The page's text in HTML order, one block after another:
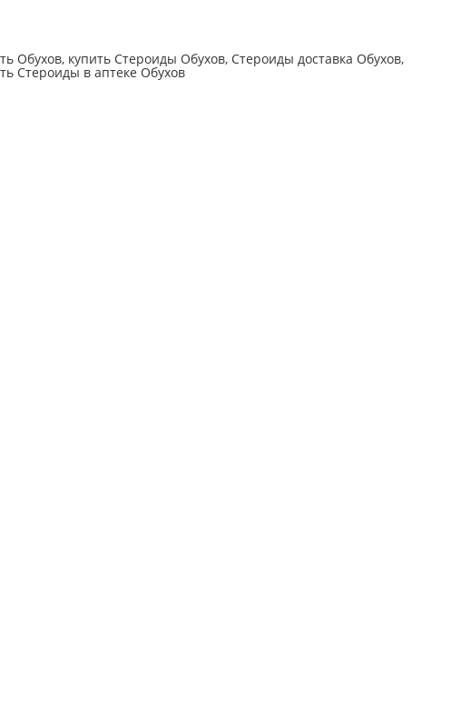
купить Стероиды Обухов, Стероиды доставка Обухов,
Стероиды в аптеке Обухов